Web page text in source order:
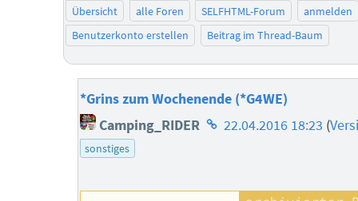
Übersicht alle Foren SELFHTML-Forum
anmelden
Benutzerkonto erstellen
Beitrag im Thread-Baum
*Grins zum Wochenende (*G4WE)
Camping_RIDER Homepage
22.04.2016 18:23 (
sonstiges